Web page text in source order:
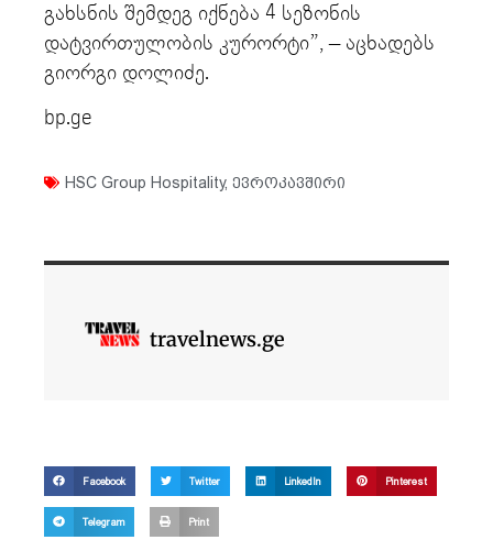
გახსნის შემდეგ იქნება 4 სეზონის
დატვირთულობის კურორტი”, – აცხადებს
გიორგი დოლიძე.
bp.ge
HSC Group Hospitality, ევროკავშირი
travelnews.ge
Facebook Twitter LinkedIn Pinterest
Telegram Print